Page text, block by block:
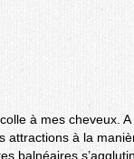
à mes cheveux.
attractions à la
balnéaires